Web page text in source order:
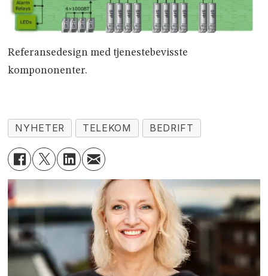
Referansedesign med tjenestebevisste
kompononenter.
NYHETER TELEKOM BEDRIFT